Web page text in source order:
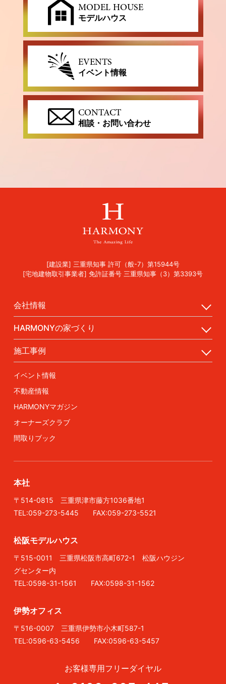
MODEL HOUSE
モデルハウス
EVENTS
イベント情報
CONTACT
相談・お問い合わせ
[建設業] 三重県知事 許可（般-7）第15944号
[宅地建物取引事業者] 免許証番号 三重県知事（3）第3393号
会社情報
HARMONYの家づくり
施工事例
イベント情報
不動産情報
HARMONYマガジン
オーナーズクラブ
間取りブック
本社
〒514-0815 三重県津市藤方1036番地1
TEL:059-273-5445 FAX:059-273-5521
松阪モデルハウス
〒515-0011 三重県松阪市高町672-1 松阪ハウジン
グセンター内
TEL:0598-31-1561 FAX:0598-31-1562
伊勢オフィス
〒516-0007 三重県伊勢市小木町587-1
TEL:0596-63-5456 FAX:0596-63-5457
お客様専用フリーダイヤル